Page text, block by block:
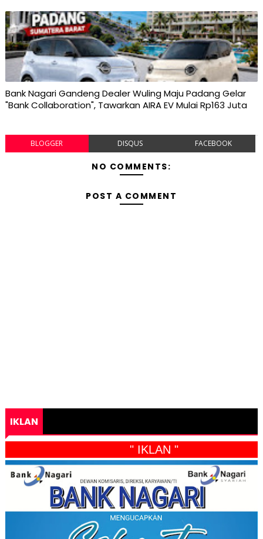
Bank Nagari Gandeng Dealer Wuling Maju Padang Gelar
"Bank Collaboration", Tawarkan AIRA EV Mulai Rp163 Juta
BLOGGER DISQUS FACEBOOK
NO COMMENTS:
POST A COMMENT
IKLAN
" IKLAN "